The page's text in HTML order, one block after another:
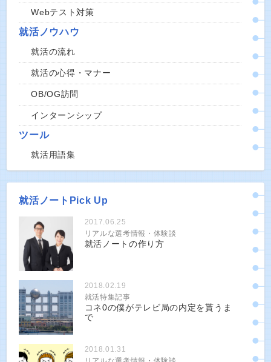
Webテスト対策
就活ノウハウ
就活の流れ
就活の心得・マナー
OB/OG訪問
インターンシップ
ツール
就活用語集
就活ノートPick Up
2017.06.25
リアルな選考情報・体験談
就活ノートの作り方
2018.02.19
就活特集記事
コネ0の僕がテレビ局の内定を貰うま
で
2018.01.31